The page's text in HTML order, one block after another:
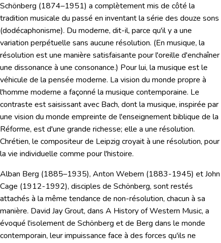
Schönberg (1874–1951) a complètement mis de côté la
tradition musicale du passé en inventant la série des douze sons
(dodécaphonisme). Du moderne, dit-il, parce qu'il y a une
variation perpétuelle sans aucune résolution. (En musique, la
résolution est une manière satisfaisante pour l'oreille d'enchaîner
une dissonance à une consonance.) Pour lui, la musique est le
véhicule de la pensée moderne. La vision du monde propre à
l'homme moderne a façonné la musique contemporaine. Le
contraste est saisissant avec Bach, dont la musique, inspirée par
une vision du monde empreinte de l'enseignement biblique de la
Réforme, est d'une grande richesse; elle a une résolution.
Chrétien, le compositeur de Leipzig croyait à une résolution, pour
la vie individuelle comme pour l'histoire.
Alban Berg (1885–1935), Anton Webern (1883-1945) etJohn
Cage (1912-1992), disciples de Schönberg, sont restés
attachés à la même tendance de non-résolution, chacun à sa
manière. David Jay Grout, dans A History of Western Music, a
évoqué l'isolementde Schönberg et de Berg dans le monde
contemporain, leurimpuissance face à des forces qu'ils ne